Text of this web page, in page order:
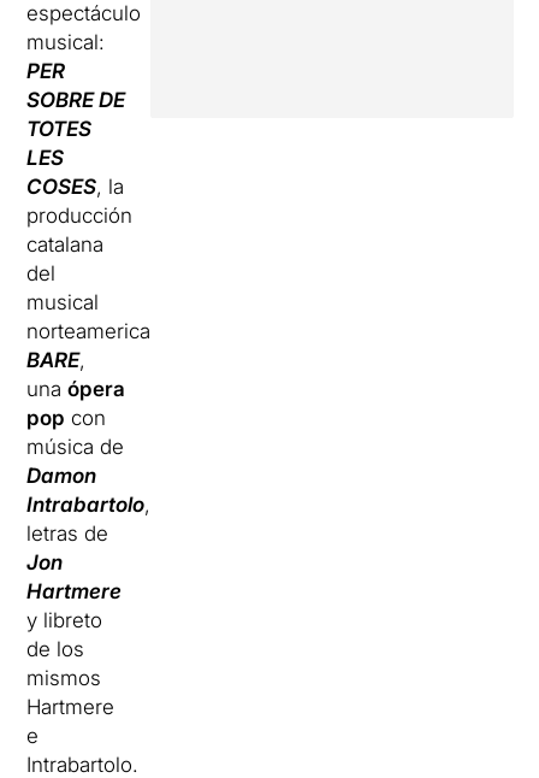
espectáculo
musical:
PER
SOBRE DE
TOTES
LES
COSES, la
producción
catalana
del
musical
norteamericano
BARE,
unaópera
pop con
música de
Damon
Intrabartolo,
letras de
Jon
Hartmere
y libreto
de los
mismos
Hartmere
e
Intrabartolo.